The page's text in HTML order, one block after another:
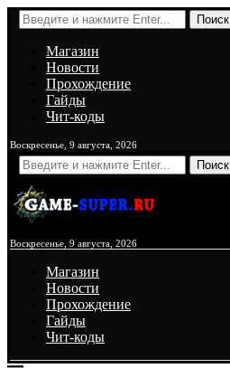
Поиск
Магазин
Новости
Прохождение
Гайды
Чит-коды
Воскресенье, 9 августа, 2026
Поиск
Воскресенье, 9 августа, 2026
Магазин
Новости
Прохождение
Гайды
Чит-коды